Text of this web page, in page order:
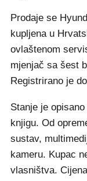
Prodaje se
kupljena u
ovlaštenom
mjenjač sa šest
Registrirano je
Stanje je
knjigu. Od
sustav,
kameru. Kupac
vlasništva.